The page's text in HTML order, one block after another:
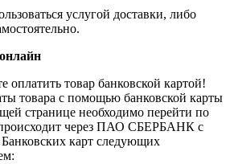
услугой доставки, либо
оплатить товар банковской картой!
товара с помощью банковской карты
странице необходимо перейти по
через ПАО СБЕРБАНК с
карт следующих